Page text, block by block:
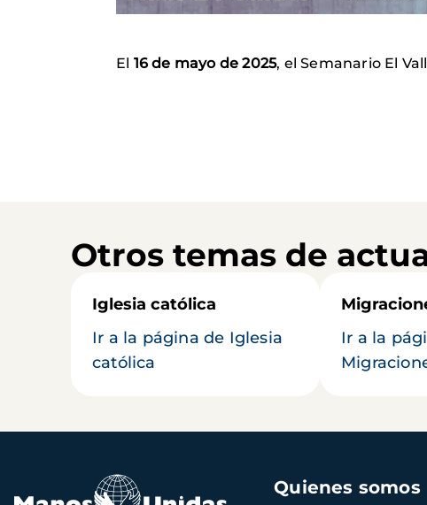
El 16 de mayo de 2025, el Semanario El
Otros temas de
Iglesia católica
Ir a la página de Iglesia
católica
Ir a la
Navegación
principal
Quienes somos